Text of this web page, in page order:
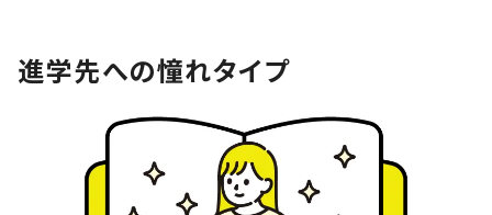
進学先への憧れタイプ